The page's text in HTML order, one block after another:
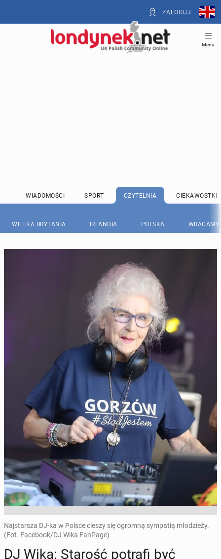
ZALOGUJ
Menu
WIADOMOŚCI SPORT CZYTELNIA CIEKAWOSTKI
WIELKA BRYTANIA IRLANDIA POLSKA WRACAMY
Najstarsza DJ-ka w Polsce cieszy się ogromną sympatią młodzieży.
(Fot. Facebook/DJ Wika FanPage)
DJ Wika: Starość potrafi być